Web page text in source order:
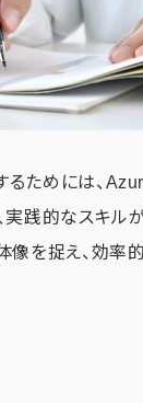
ためには、
実践的なスキル
像を捉え、効率